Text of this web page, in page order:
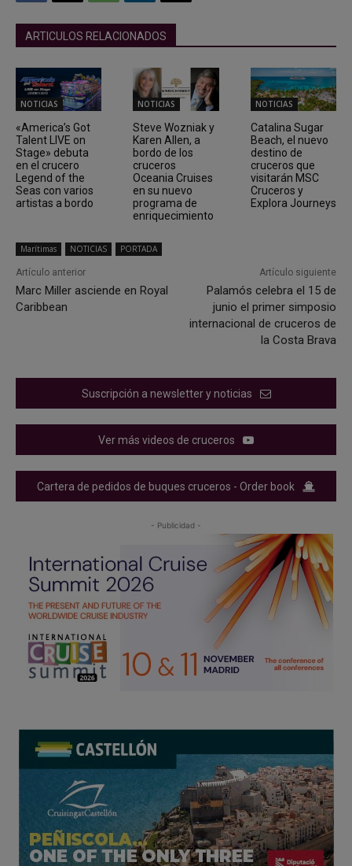
ARTICULOS RELACIONADOS
NOTICIAS
«America’s Got
Talent LIVE on
Stage» debuta
en el crucero
Legend of the
Seas con varios
artistas a bordo
NOTICIAS
Steve Wozniak y
Karen Allen, a
bordo de los
cruceros
Oceania Cruises
en su nuevo
programa de
enriquecimiento
NOTICIAS
Catalina Sugar
Beach, el nuevo
destino de
cruceros que
visitarán MSC
Cruceros y
Explora Journeys
Marítimas NOTICIAS PORTADA
Artículo anterior
Marc Miller asciende en Royal
Caribbean
Artículo siguiente
Palamós celebra el 15 de
junio el primer simposio
internacional de cruceros de
la Costa Brava
Suscripción a newsletter y noticias
Ver más videos de cruceros
Cartera de pedidos de buques cruceros - Order book
- Publicidad -